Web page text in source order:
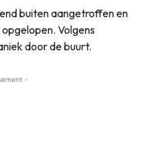
buiten aangetroffen en
Volgens
door de buurt.
-